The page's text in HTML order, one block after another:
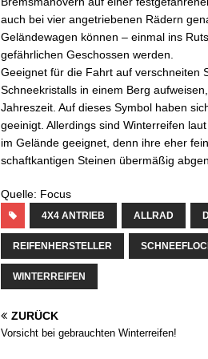
auch bei vier angetriebenen Rädern
Geländewagen können – einmal ins
gefährlichen Geschossen werden.
Geeignet für die Fahrt auf verschneiten
Schneekristalls in einem Berg
Jahreszeit. Auf dieses Symbol haben
geeinigt. Allerdings sind Winterreifen
im Gelände geeignet, denn ihre eher
schaftkantigen Steinen übermäßig
Quelle: Focus
4X4 ANTRIEB ALLRAD
REIFENHERSTELLER
WINTERREIFEN
ZURÜCK
Vorsicht bei gebrauchten Winterreifen!